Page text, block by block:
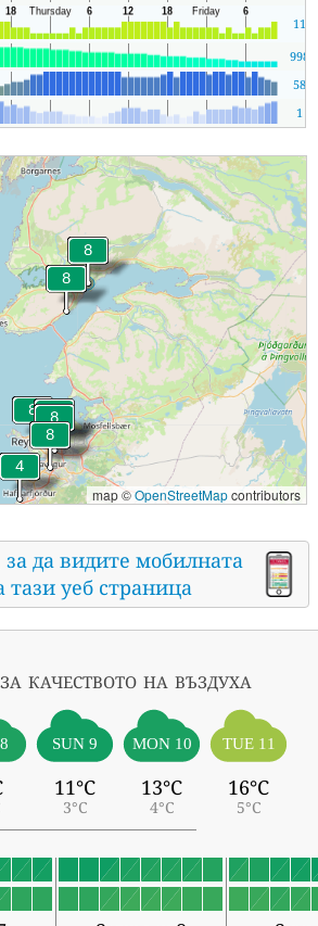
11
998
58
1
map ©OpenStreetMapcontributors
да видите мобилната
тази уеб страница
качеството на въздуха
SUN 9
11°C
3°C
MON 10
13°C
4°C
TUE 11
16°C
5°C